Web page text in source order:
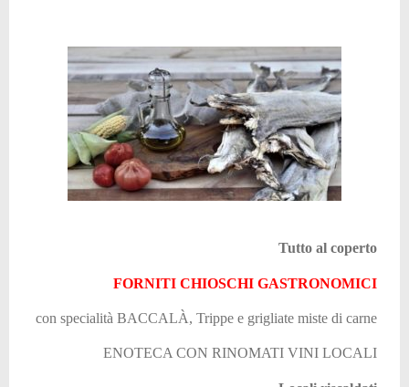
Tutto al coperto
FORNITI CHIOSCHI GASTRONOMICI
con specialità BACCALÀ, Trippe e grigliate miste di carne
ENOTECA CON RINOMATI VINI LOCALI